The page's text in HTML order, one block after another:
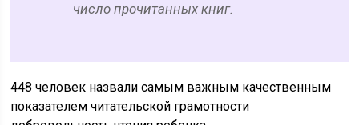
число прочитанных книг.
448 человек назвали самым важным качественным
показателем читательской грамотности